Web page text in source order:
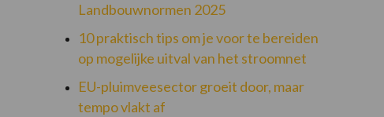
Landbouwnormen 2025
10 praktisch tips om je voor te bereiden
op mogelijke uitval van het stroomnet
EU-pluimveesector groeit door, maar
tempo vlakt af